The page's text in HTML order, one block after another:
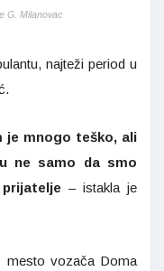
G. Milanovac
najteži period u
je mnogo teško, ali
ne samo da smo
– istakla je
mesto vozača Doma